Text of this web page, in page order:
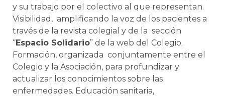
y su trabajo por el colectivo al que representan.
Visibilidad, amplificando la voz de los pacientes a
través de la revista colegial y de la sección
“Espacio Solidario” de la web del Colegio.
Formación, organizada conjuntamente entre el
Colegio y la Asociación, para profundizar y
actualizar los conocimientos sobre las
enfermedades. Educación sanitaria,